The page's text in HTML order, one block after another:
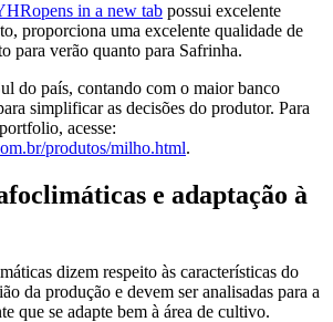
opens in a new tab possui excelente
proporciona uma excelente qualidade de
para verão quanto para Safrinha.
do país, contando com o maior banco
simplificar as decisões do produtor. Para
acesse:
produtos/milho.html.
e adaptação à
dizem respeito às características do
da produção e devem ser analisadas para a
que se adapte bem à área de cultivo.